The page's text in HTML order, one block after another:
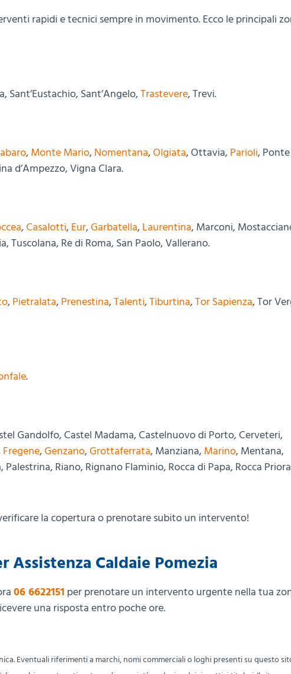
rapidi e tecnici sempre in movimento. Ecco le principali
Sant’Eustachio, Sant’Angelo,Trastevere, Trevi.
, Monte Mario, Nomentana,Olgiata, Ottavia, Parioli, Ponte
d’Ampezzo, Vigna Clara.
,Casalotti, Eur,Garbatella, Laurentina, Marconi,
Tuscolana, Re di Roma, San Paolo, Vallerano.
, Pietralata, Prenestina,Talenti,Tiburtina,Tor Sapienza, Tor
.
Gandolfo, Castel Madama, Castelnuovo di Porto, Cerveteri,
Fregene,Genzano,Grottaferrata, Manziana, Marino, Mentana,
Palestrina, Riano, Rignano Flaminio, Rocca di Papa, Rocca
la copertura o prenotare subito un intervento!
Assistenza Caldaie Pomezia
06 6622151 per prenotare un intervento urgente nella tua
una risposta entro poche ore.
Eventuali riferimenti a marchi, nomi commerciali o loghi presenti su questo